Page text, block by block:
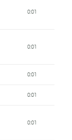
0:01
0:01
0:01
0:01
0:01